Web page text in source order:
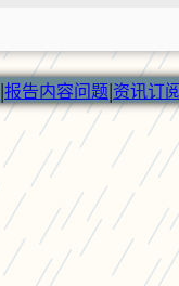
|报告内容问题|资讯订